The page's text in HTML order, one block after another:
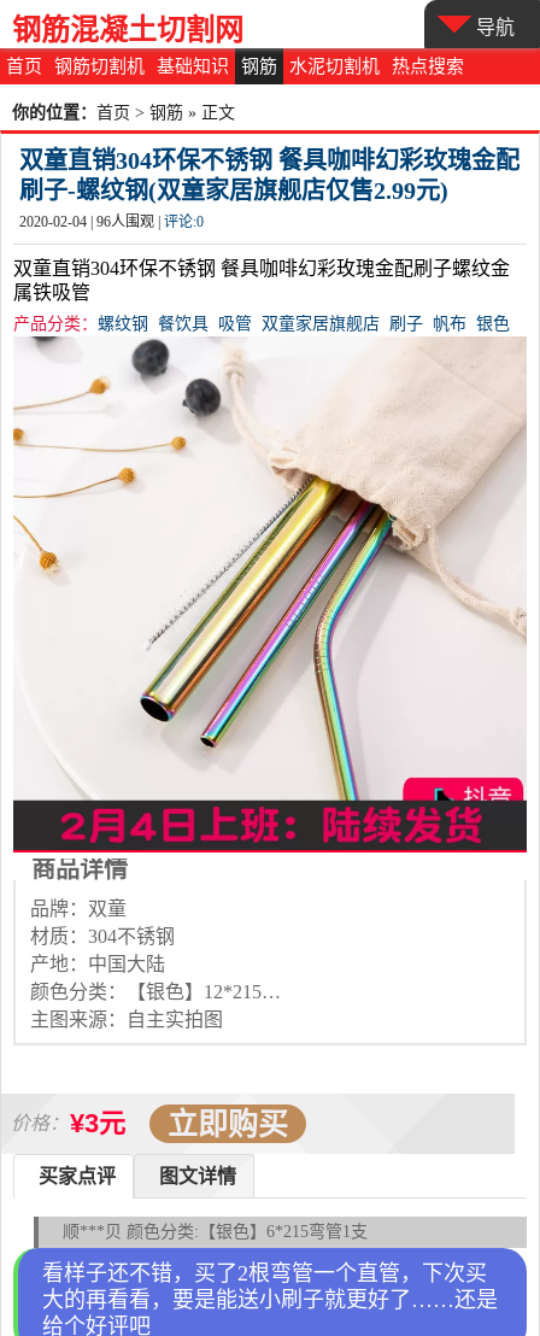
首页 钢筋切割机 基础知识 钢筋 水泥切割机 热点搜索
钢筋混凝土切割网 导航
你的位置： 首页 > 钢筋 » 正文
双童直销304环保不锈钢 餐具咖啡幻彩玫瑰金配
刷子-螺纹钢(双童家居旗舰店仅售2.99元)
2020-02-04 | 96人围观 | 评论:0
双童直销304环保不锈钢 餐具咖啡幻彩玫瑰金配刷子螺纹金
属铁吸管
产品分类： 螺纹钢 餐饮具 吸管 双童家居旗舰店 刷子 帆布 银色
商品详情
品牌：双童
材质：304不锈钢
产地：中国大陆
颜色分类：【银色】12*215直管装帆布袋+刷子 【金色】12*215直管装帆布袋+刷子 【玫瑰金】12*215直管装帆布袋+刷子 【幻彩】12*215直管装帆布袋+刷子 【黑色】12*215直管装帆布袋+刷子 【银色】6*215直管+弯管装帆布袋+刷子 【金色】6*215直管+弯管装帆布袋+刷子 【玫瑰金】6*215直管+弯管装帆布袋+刷子 【幻彩】6*215直管+弯管装帆布袋+刷子 【黑色】6*215直管+弯管装帆布袋+刷子 【银色】6*215直管+弯+12*215直麦杆盒装+刷子 【金色】6*215直管+弯+12*215直麦杆盒装+刷子 【玫瑰金】6*215直管+弯+12*215直麦杆盒装+刷子 【幻彩】6*215直管+弯+12*215直麦杆盒装+刷子 【黑色】6*215直管+弯+12*215直麦杆盒装+刷子 【银色】6*215直管5支 【银色】6*215直管1支 【银色】6*215弯管5支 【银色】6*215弯管1支 【银色】12*215粗管5支 吸管刷10支
主图来源：自主实拍图
价格： ¥3元 立即购买
图文详情
买家点评
顺***贝 颜色分类:【银色】6*215弯管1支
看样子还不错，买了2根弯管一个直管，下次买
大的再看看，要是能送小刷子就更好了……还是
给个好评吧